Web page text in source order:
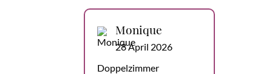
Monique
28 April 2026
Doppelzimmer